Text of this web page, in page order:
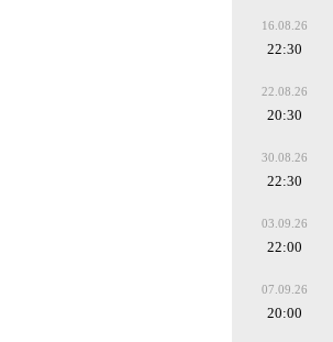
16.08.26
22:30
22.08.26
20:30
30.08.26
22:30
03.09.26
22:00
07.09.26
20:00